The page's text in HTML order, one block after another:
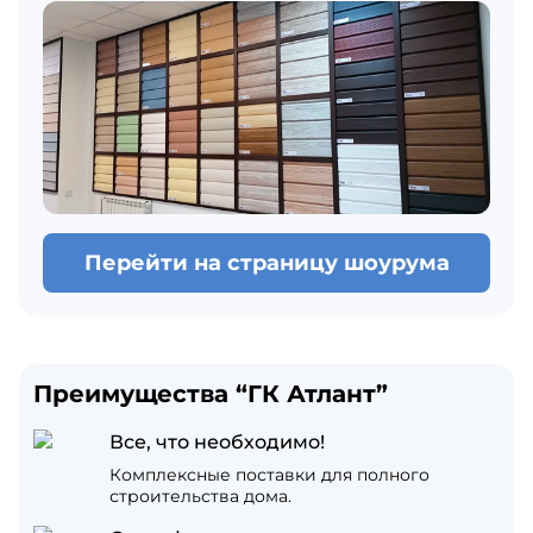
Перейти на страницу шоурума
Преимущества “ГК Атлант”
Все, что необходимо!
Комплексные поставки для полного
строительства дома.